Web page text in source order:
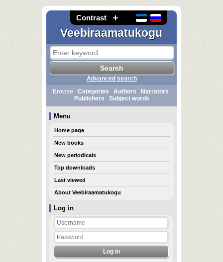
Contrast
Veebiraamatukogu
Log in
Advanced search
Browse: Categories Authors
Narrators
Publishers
Subject words
Menu
Home page
New books
New periodicals
Top downloads
Last viewed
About Veebiraamatukogu